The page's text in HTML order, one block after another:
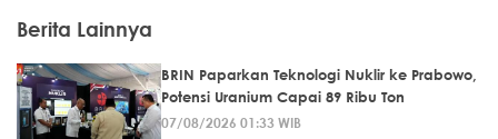
Berita Lainnya
BRIN Paparkan Teknologi Nuklir ke Prabowo,
Potensi Uranium Capai 89 Ribu Ton
07/08/2026 01:33 WIB